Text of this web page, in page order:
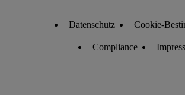
Datenschutz Cookie-
Compliance